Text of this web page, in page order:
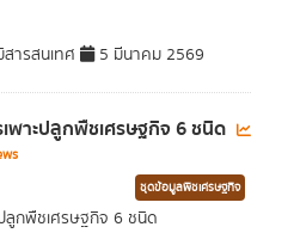
ารสนเทศ 5 มีนาคม 2569
พาะปลูกพืชเศรษฐกิจ 6 ชนิด
ชุดข้อมูลพืชเศรษฐกิจ
ลูกพืชเศรษฐกิจ 6 ชนิด